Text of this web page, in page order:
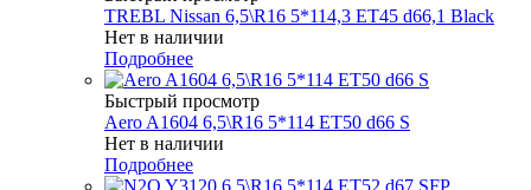
TREBL Nissan 6,5\R16 5*114,3 ET45 d66,1 Black
Нет в наличии
Подробнее
Быстрый просмотр
Aero A1604 6,5\R16 5*114 ET50 d66 S
Нет в наличии
Подробнее